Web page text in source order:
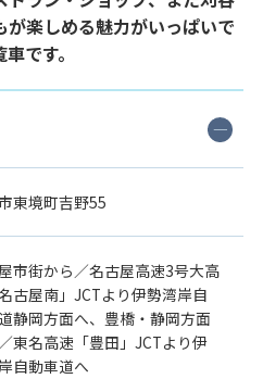
楽しめる魅力がいっぱいで
車です。
東境町吉野55
市街から／名古屋高速3号大高
古屋南」JCTより伊勢湾岸自
静岡方面へ、豊橋・静岡方面
東名高速「豊田」JCTより伊
自動車道へ